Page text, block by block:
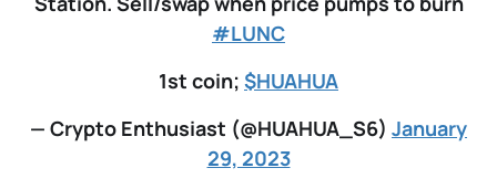
#LUNC
1st coin; $HUAHUA
— Crypto Enthusiast (@HUAHUA_S6) January
29, 2023